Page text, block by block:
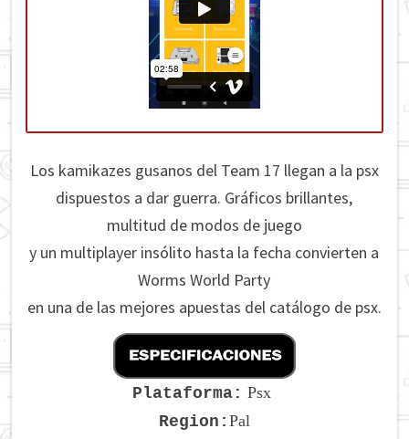
Los kamikazes gusanos del Team 17 llegan a la psx
dispuestos a dar guerra. Gráficos brillantes,
multitud de modos de juego
y un multiplayer insólito hasta la fecha convierten a
Worms World Party
en una de las mejores apuestas del catálogo de psx.
Plataforma: Psx
Region: Pal